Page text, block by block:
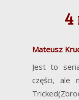
4
Mateusz
Jest to
części, ale